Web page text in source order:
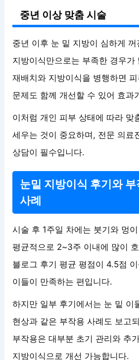
중년 이상 맞춤 시술
중년 이후 눈 밑 지방이 심하게
지방이식만으로는 부족한 경우가
재배치와 지방이식을 병행하면
문제도 함께 개선할 수 있어 효과
이처럼 개인 피부 상태에 따라 맞
세우는 것이 중요하며, 전문 의료
상담이 필수입니다.
눈밑 지방이식 후기와 부
사례
시술 후 1주일 차에는 붓기와 멍
평균적으로 2~3주 이내에 많이
블로그 후기 평균 평점이 4.5점
이들이 만족하는 편입니다.
하지만 일부 후기에서는 눈 밑 이
현상과 같은 부작용 사례도 보고
부작용은 대부분 초기 관리와 추
지방이식으로 개선 가능합니다.